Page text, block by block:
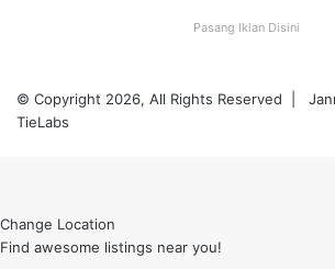
Pasang Iklan Disini
© Copyright 2026, All Rights Reserved |
TieLabs
Change Location
Find awesome listings near you!